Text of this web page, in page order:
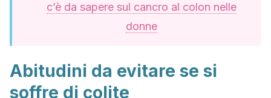
c’è da sapere sul cancro al colon nelle
donne
Abitudini da evitare se si
soffre di colite